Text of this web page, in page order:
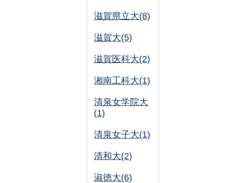
滋賀県立大(8)
滋賀大(5)
滋賀医科大(2)
湘南工科大(1)
清泉女学院大
(1)
清泉女子大(1)
清和大(2)
淑徳大(6)